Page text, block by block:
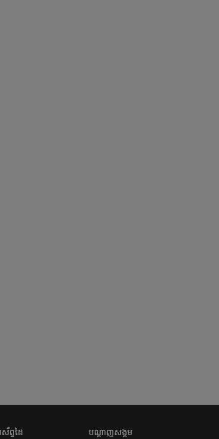
ព្ទដៃ បណ្តាញសង្គម